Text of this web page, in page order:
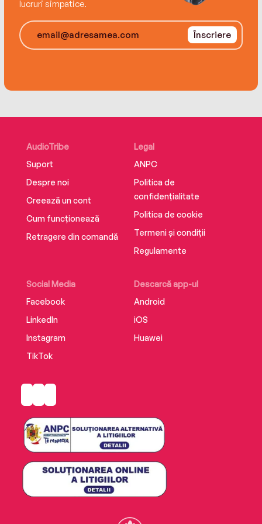
lucruri simpatice.
Înscriere
AudioTribe
Suport
Despre noi
Creează un cont
Cum funcționează
Retragere din comandă
Social Media
Facebook
LinkedIn
Instagram
TikTok
Descarcă app-ul
Android
iOS
Huawei
Legal
ANPC
Politica de
confidențialitate
Politica de cookie
Termeni și condiții
Regulamente